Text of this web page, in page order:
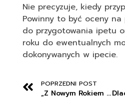
Nie precyzuje, kiedy
Powinny to być oceny
do przygotowania ipetu
roku do ewentualnych
dokonywanych w ipecie.
POPRZEDNI POST
„Z Nowym Rokiem świeżym krokiem…”